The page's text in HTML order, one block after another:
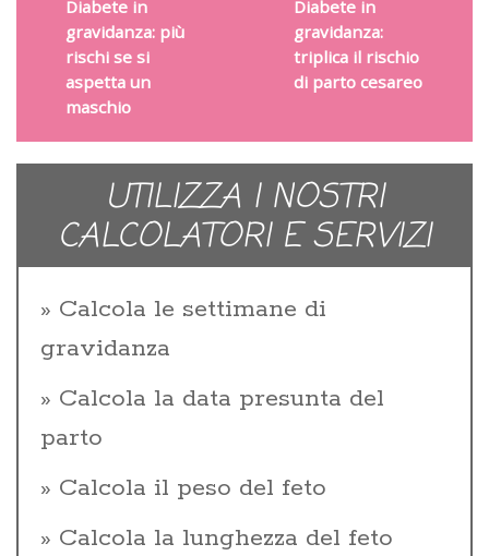
Diabete in
gravidanza: più
rischi se si
aspetta un
maschio
Diabete in
gravidanza:
triplica il rischio
di parto cesareo
UTILIZZA I NOSTRI
CALCOLATORI E SERVIZI
Calcola le settimane di
gravidanza
Calcola la data presunta del
parto
Calcola il peso del feto
Calcola la lunghezza del feto